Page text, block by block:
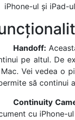
iPhone-ul și iPad-
Handoff:
pe altul. De
Vei vedea o
să continui
Continuity
cu iPhone-